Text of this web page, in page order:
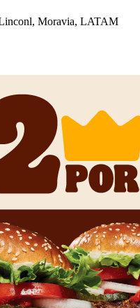
Moravia, LATAM